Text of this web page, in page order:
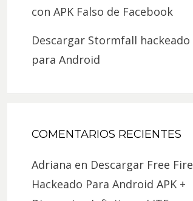
con APK Falso de Facebook
Descargar Stormfall hackeado
para Android
COMENTARIOS RECIENTES
Adriana en Descargar Free Fire
Hackeado Para Android APK +